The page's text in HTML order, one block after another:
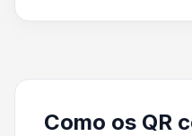
Como os QR